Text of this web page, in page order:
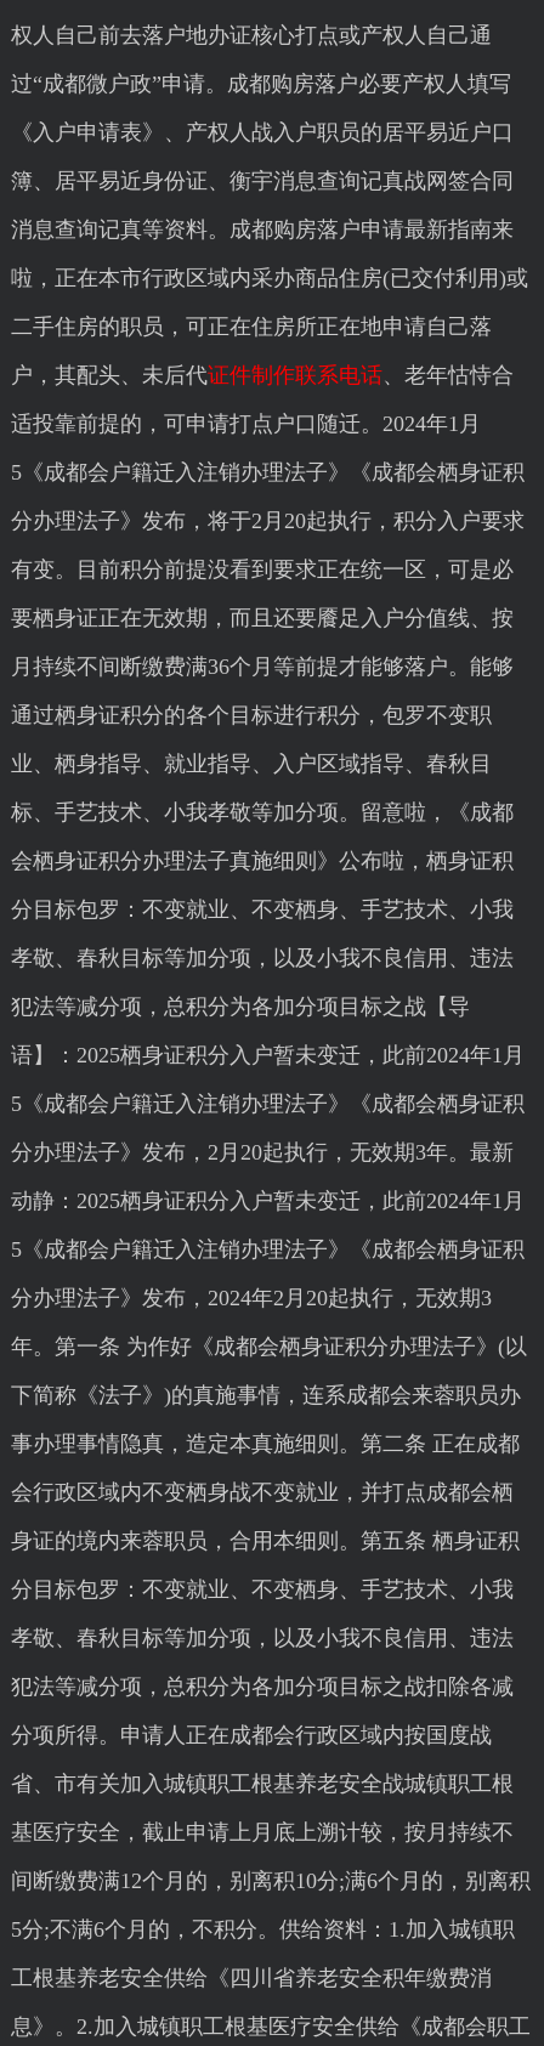
权人自己前去落户地办证核心打点或产权人自己通
过“成都微户政”申请。成都购房落户必要产权人填写
《入户申请表》、产权人战入户职员的居平易近户口
簿、居平易近身份证、衡宇消息查询记真战网签合同
消息查询记真等资料。成都购房落户申请最新指南来
啦，正在本市行政区域内采办商品住房(已交付利用)或
二手住房的职员，可正在住房所正在地申请自己落
户，其配头、未后代证件制作联系电话、老年怙恃合
适投靠前提的，可申请打点户口随迁。2024年1月
5《成都会户籍迁入注销办理法子》《成都会栖身证积
分办理法子》发布，将于2月20起执行，积分入户要求
有变。目前积分前提没看到要求正在统一区，可是必
要栖身证正在无效期，而且还要餍足入户分值线、按
月持续不间断缴费满36个月等前提才能够落户。能够
通过栖身证积分的各个目标进行积分，包罗不变职
业、栖身指导、就业指导、入户区域指导、春秋目
标、手艺技术、小我孝敬等加分项。留意啦，《成都
会栖身证积分办理法子真施细则》公布啦，栖身证积
分目标包罗：不变就业、不变栖身、手艺技术、小我
孝敬、春秋目标等加分项，以及小我不良信用、违法
犯法等减分项，总积分为各加分项目标之战【导
语】：2025栖身证积分入户暂未变迁，此前2024年1月
5《成都会户籍迁入注销办理法子》《成都会栖身证积
分办理法子》发布，2月20起执行，无效期3年。最新
动静：2025栖身证积分入户暂未变迁，此前2024年1月
5《成都会户籍迁入注销办理法子》《成都会栖身证积
分办理法子》发布，2024年2月20起执行，无效期3
年。第一条 为作好《成都会栖身证积分办理法子》(以
下简称《法子》)的真施事情，连系成都会来蓉职员办
事办理事情隐真，造定本真施细则。第二条 正在成都
会行政区域内不变栖身战不变就业，并打点成都会栖
身证的境内来蓉职员，合用本细则。第五条 栖身证积
分目标包罗：不变就业、不变栖身、手艺技术、小我
孝敬、春秋目标等加分项，以及小我不良信用、违法
犯法等减分项，总积分为各加分项目标之战扣除各减
分项所得。申请人正在成都会行政区域内按国度战
省、市有关加入城镇职工根基养老安全战城镇职工根
基医疗安全，截止申请上月底上溯计较，按月持续不
间断缴费满12个月的，别离积10分;满6个月的，别离积
5分;不满6个月的，不积分。供给资料：1.加入城镇职
工根基养老安全供给《四川省养老安全积年缴费消
息》。2.加入城镇职工根基医疗安全供给《成都会职工